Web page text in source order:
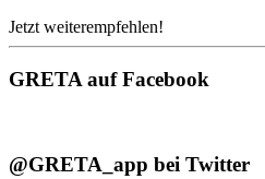
Jetzt weiterempfehlen!
GRETA auf Facebook
@GRETA_app bei Twitter